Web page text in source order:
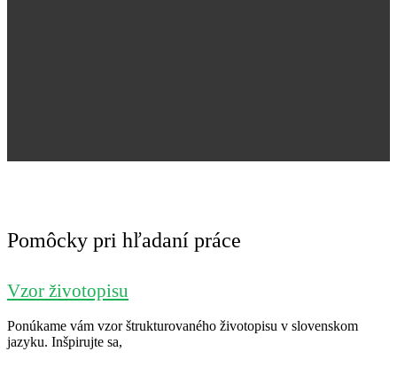
Pomôcky pri hľadaní práce
Vzor životopisu
Ponúkame vám vzor štrukturovaného životopisu v slovenskom
jazyku. Inšpirujte sa,